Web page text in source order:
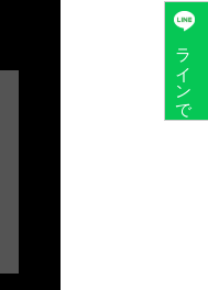
ラインで予約